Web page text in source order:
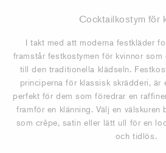
Cocktailkostym för
I takt med att moderna festkläder
framstår festkostymen för kvinnor
till den traditionella klädseln.
principerna för klassisk skrädderi, är
perfekt för dem som föredrar en
framför en klänning. Välj en välskuren
som crêpe, satin eller lätt ull för en
och tidlös.